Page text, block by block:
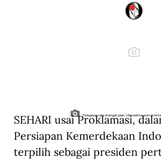
Pedagang sate di pinggir jalan. (Wereldmuseum
SEHARI usai Proklamasi,
Persiapan Kemerdekaan
terpilih sebagai presiden